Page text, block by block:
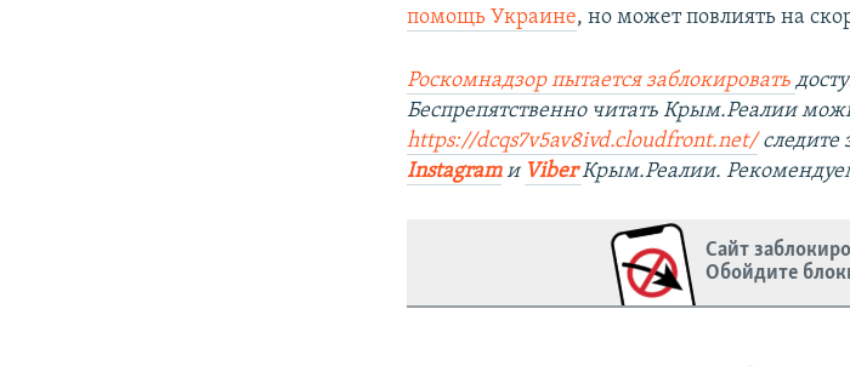
помощь Украине, но может повлиять на
Роскомнадзор пытается заблокировать
Беспрепятственно читать Крым.Реалии
https://dcqs7v5av8ivd.cloudfront.net/следите
Instagramи ViberКрым.Реалии.
Сайт
Обойдите